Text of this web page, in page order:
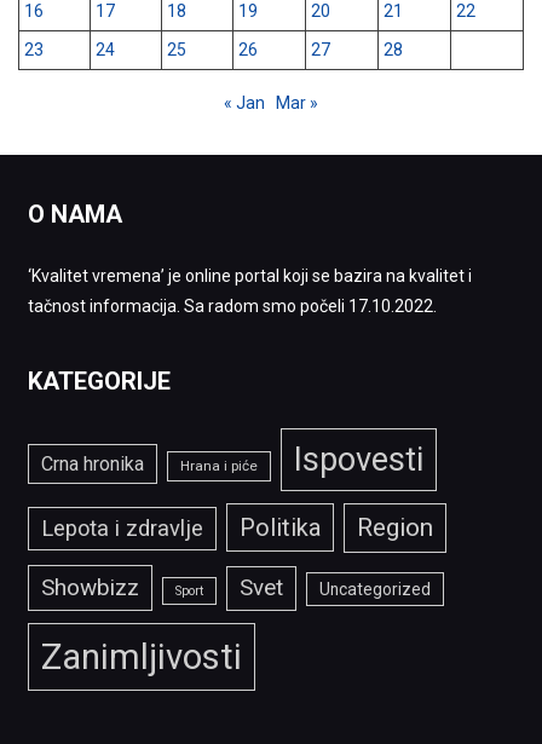
16
17 18 19 20 21
22
23
24 25 26 27 28
« Jan Mar »
O NAMA
‘Kvalitet vremena’ je online portal koji se bazira na kvalitet i
tačnost informacija. Sa radom smo počeli 17.10.2022.
KATEGORIJE
Crna hronika Hrana i piće Ispovesti
Lepota i zdravlje Politika Region
Showbizz Sport Svet Uncategorized
Zanimljivosti